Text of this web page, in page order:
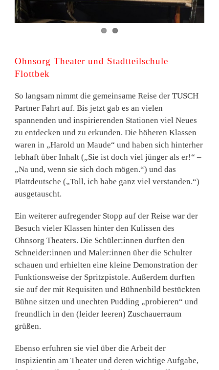
Ohnsorg Theater und Stadtteilschule
Flottbek
So langsam nimmt die gemeinsame Reise der TUSCH
Partner Fahrt auf. Bis jetzt gab es an vielen
spannenden und inspirierenden Stationen viel Neues
zu entdecken und zu erkunden. Die höheren Klassen
waren in „Harold un Maude“ und haben sich hinterher
lebhaft über Inhalt („Sie ist doch viel jünger als er!“ –
„Na und, wenn sie sich doch mögen.“) und das
Plattdeutsche („Toll, ich habe ganz viel verstanden.“)
ausgetauscht.
Ein weiterer aufregender Stopp auf der Reise war der
Besuch vieler Klassen hinter den Kulissen des
Ohnsorg Theaters. Die Schüler:innen durften den
Schneider:innen und Maler:innen über die Schulter
schauen und erhielten eine kleine Demonstration der
Funktionsweise der Spritzpistole. Außerdem durften
sie auf der mit Requisiten und Bühnenbild bestückten
Bühne sitzen und unechten Pudding „probieren“ und
freundlich in den (leider leeren) Zuschauerraum
grüßen.
Ebenso erfuhren sie viel über die Arbeit der
Inspizientin am Theater und deren wichtige Aufgabe,